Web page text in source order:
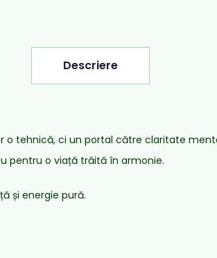
Descriere
tehnică, ci un portal către claritate
pentru o viață trăită în armonie.
și energie pură.